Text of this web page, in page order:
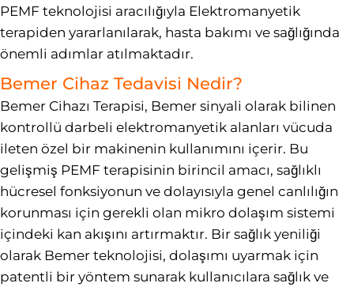
PEMF teknolojisi aracılığıyla Elektromanyetik
terapiden yararlanılarak, hasta bakımı ve sağlığında
önemli adımlar atılmaktadır.
Bemer Cihaz Tedavisi Nedir?
Bemer Cihazı Terapisi, Bemer sinyali olarak bilinen
kontrollü darbeli elektromanyetik alanları vücuda
ileten özel bir makinenin kullanımını içerir. Bu
gelişmiş PEMF terapisinin birincil amacı, sağlıklı
hücresel fonksiyonun ve dolayısıyla genel canlılığın
korunması için gerekli olan mikro dolaşım sistemi
içindeki kan akışını artırmaktır. Bir sağlık yeniliği
olarak Bemer teknolojisi, dolaşımı uyarmak için
patentli bir yöntem sunarak kullanıcılara sağlık ve